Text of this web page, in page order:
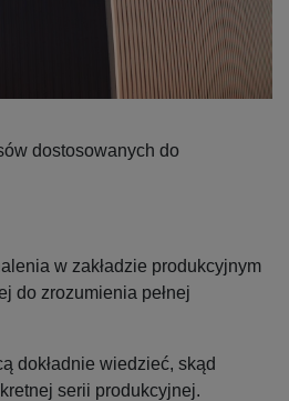
dostosowanych do
w zakładzie produkcyjnym
do zrozumienia pełnej
dokładnie wiedzieć, skąd
serii produkcyjnej.